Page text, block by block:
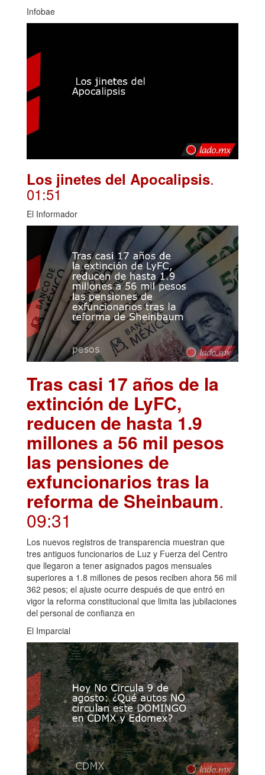
Infobae
Los jinetes del Apocalipsis.
01:51
El Informador
Tras casi 17 años de la
extinción de LyFC,
reducen de hasta 1.9
millones a 56 mil pesos
las pensiones de
exfuncionarios tras la
reforma de Sheinbaum.
09:31
Los nuevos registros de transparencia muestran que
tres antiguos funcionarios de Luz y Fuerza del Centro
que llegaron a tener asignados pagos mensuales
superiores a 1.8 millones de pesos reciben ahora 56 mil
362 pesos; el ajuste ocurre después de que entró en
vigor la reforma constitucional que limita las jubilaciones
del personal de confianza en
El Imparcial